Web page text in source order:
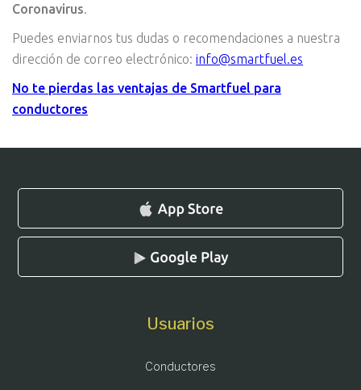
Coronavirus.
Puedes enviarnos tus dudas o recomendaciones a nuestra
dirección de correo electrónico: info@smartfuel.es
No te pierdas las ventajas de Smartfuel para
conductores
Usuarios
Conductores